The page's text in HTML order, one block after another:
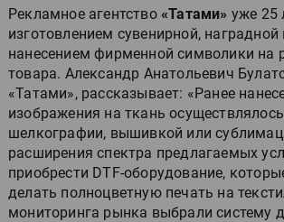
Рекламное агентство «Татами» уже 25
изготовлением сувенирной, наградной
нанесением фирменной символики на
товара. Александр Анатольевич
«Татами», рассказывает: «Ранее
изображения на ткань
шелкографии, вышивкой или
расширения спектра предлагаемых
приобрести DTF-оборудование,
делать полноцветную печать на
мониторинга рынка выбрали систему